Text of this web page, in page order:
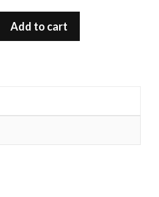
Folie
Add to cart